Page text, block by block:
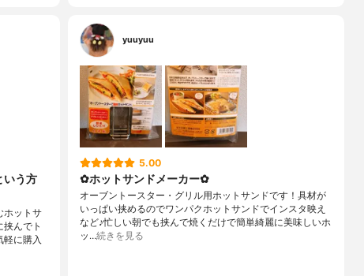
いう方
ホットサ
んでト
軽に購入
yuuyuu
5.00
✿ホットサンドメーカー✿
オーブントースター・グリル用ホットサンドです！具材が
いっぱい挟めるのでワンパクホットサンドでインスタ映え
など♪忙しい朝でも挟んで焼くだけで簡単綺麗に美味しいホ
ッ…続きを見る